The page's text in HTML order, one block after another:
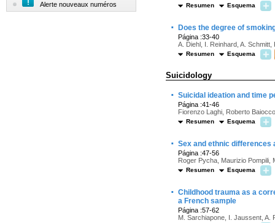
Alerte nouveaux numéros Resumen Esquema
· Does the degree of
Página :33-40
A. Diehl, I. Reinhard, A. Schmitt,
Resumen Esquema
Suicidology
· Suicidal ideation and time
Página :41-46
Fiorenzo Laghi, Roberto
Resumen Esquema
· Sex and ethnic differences
Página :47-56
Roger Pycha, Maurizio Pompili,
Resumen Esquema
· Childhood trauma as a
a French sample
Página :57-62
M. Sarchiapone, I. Jaussent, A.